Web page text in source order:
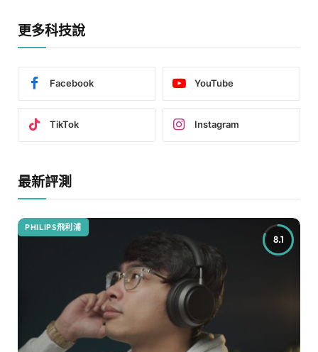
更多科技說
Facebook YouTube
TikTok Instagram
最新評測
8.1
PHILIPS飛利浦